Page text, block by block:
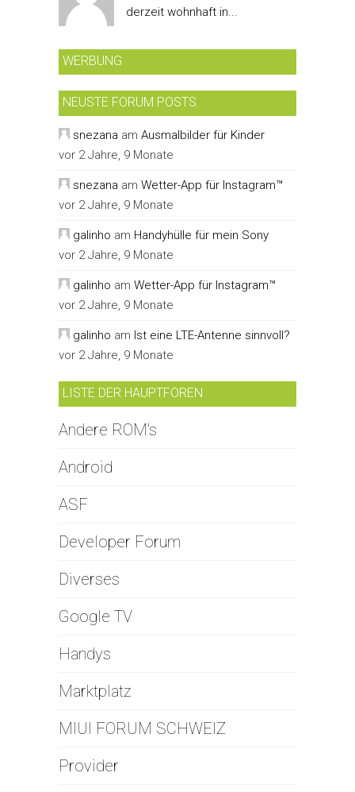
derzeit wohnhaft in...
WERBUNG
NEUSTE FORUM POSTS
snezana am Ausmalbilder für Kinder
vor 2 Jahre, 9 Monate
snezana am Wetter-App für Instagram™
vor 2 Jahre, 9 Monate
galinho am Handyhülle für mein Sony
vor 2 Jahre, 9 Monate
galinho am Wetter-App für Instagram™
vor 2 Jahre, 9 Monate
galinho am Ist eine LTE-Antenne sinnvoll?
vor 2 Jahre, 9 Monate
LISTE DER HAUPTFOREN
Andere ROM's
Android
ASF
Developer Forum
Diverses
Google TV
Handys
Marktplatz
MIUI FORUM SCHWEIZ
Provider